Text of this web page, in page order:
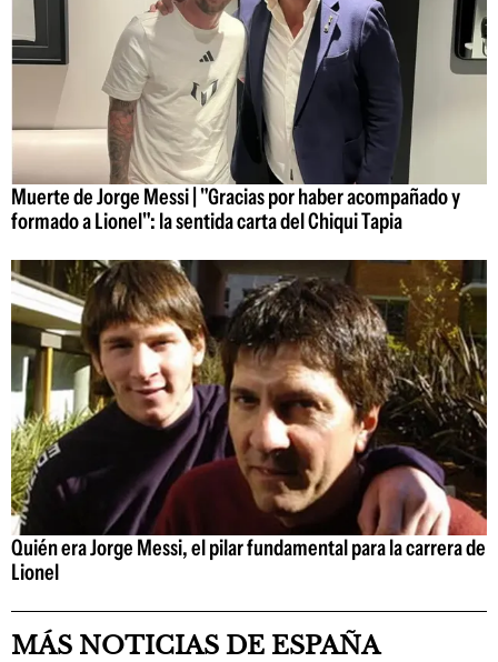
Muerte de Jorge Messi | "Gracias por haber acompañado y
formado a Lionel": la sentida carta del Chiqui Tapia
Quién era Jorge Messi, el pilar fundamental para la carrera de
Lionel
MÁS NOTICIAS DE ESPAÑA